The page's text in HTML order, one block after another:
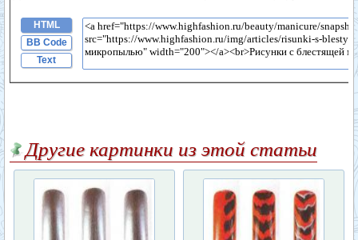
HTML
BB Code
Text
Другие картинки из этой статьи